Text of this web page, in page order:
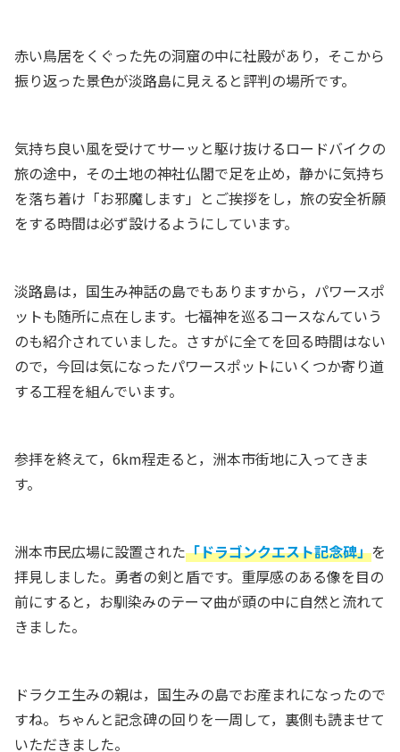
赤い鳥居をくぐった先の洞窟の中に社殿があり，そこから
振り返った景色が淡路島に見えると評判の場所です。
気持ち良い風を受けてサーッと駆け抜けるロードバイクの
旅の途中，その土地の神社仏閣で足を止め，静かに気持ち
を落ち着け「お邪魔します」とご挨拶をし，旅の安全祈願
をする時間は必ず設けるようにしています。
淡路島は，国生み神話の島でもありますから，パワースポ
ットも随所に点在します。七福神を巡るコースなんていう
のも紹介されていました。さすがに全てを回る時間はない
ので，今回は気になったパワースポットにいくつか寄り道
する工程を組んでいます。
参拝を終えて，6km程走ると，洲本市街地に入ってきま
す。
洲本市民広場に設置された「ドラゴンクエスト記念碑」を
拝見しました。勇者の剣と盾です。重厚感のある像を目の
前にすると，お馴染みのテーマ曲が頭の中に自然と流れて
きました。
ドラクエ生みの親は，国生みの島でお産まれになったので
すね。ちゃんと記念碑の回りを一周して，裏側も読ませて
いただきました。